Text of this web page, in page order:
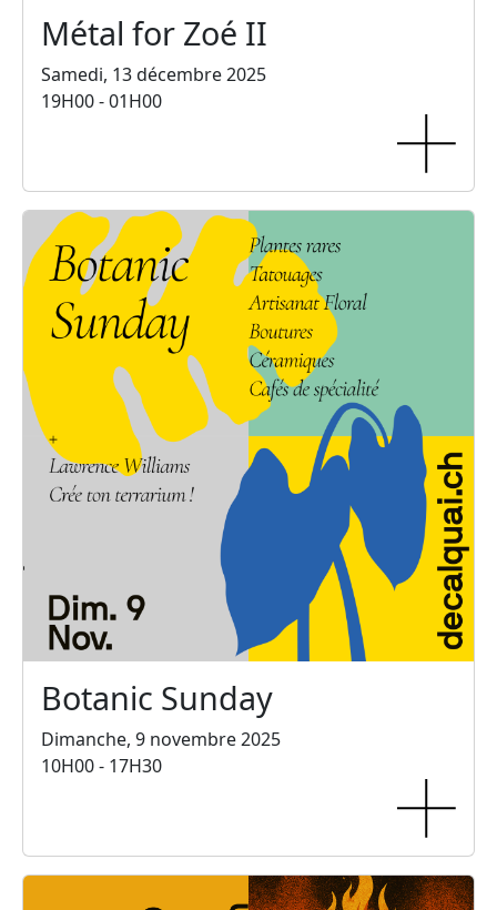
Métal for Zoé II
Samedi, 13 décembre 2025
19H00 - 01H00
Botanic Sunday
Dimanche, 9 novembre 2025
10H00 - 17H30